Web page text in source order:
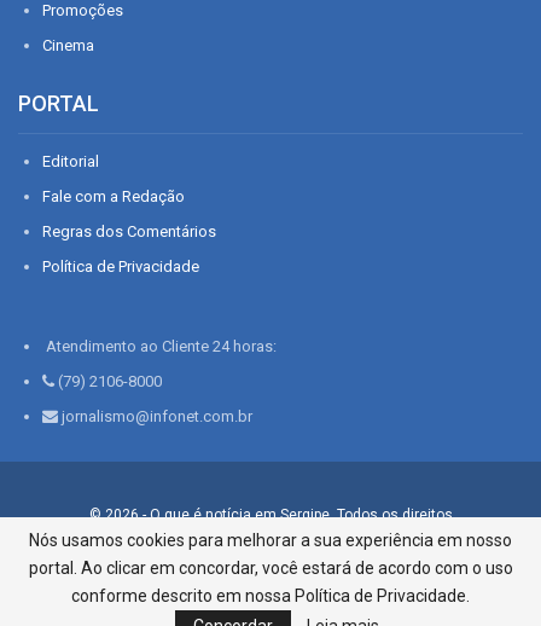
Promoções
Cinema
PORTAL
Editorial
Fale com a Redação
Regras dos Comentários
Política de Privacidade
Atendimento ao Cliente 24 horas:
(79) 2106-8000
jornalismo@infonet.com.br
© 2026 - O que é notícia em Sergipe. Todos os direitos
reservados.
Infonet - Rua Monsenhor Silveira 276, Bairro São José |
Aracaju-SE, CEP 49015-030, Fone: 79.2106.8000 - CI Centro de
Informações LTDA
Nós usamos cookies para melhorar a sua experiência em nosso
portal. Ao clicar em concordar, você estará de acordo com o uso
conforme descrito em nossa Política de Privacidade.